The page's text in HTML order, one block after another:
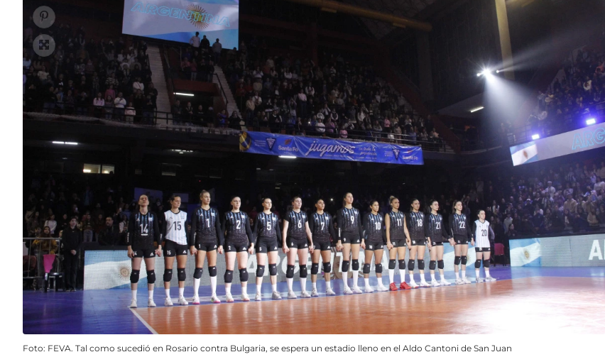
Foto: FEVA. Tal como sucedió en Rosario contra Bulgaria, se espera un estadio lleno en el Aldo Cantoni de San Juan